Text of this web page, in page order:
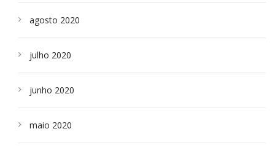
agosto 2020
julho 2020
junho 2020
maio 2020